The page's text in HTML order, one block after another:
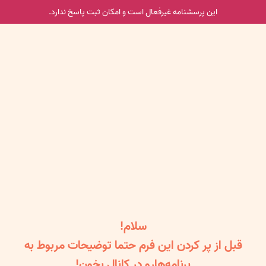
این پرسشنامه غیر‌فعال است و امکان ثبت پاسخ ندارد.
سلام!
قبل از پر کردن این فرم حتما توضیحات مربوط به